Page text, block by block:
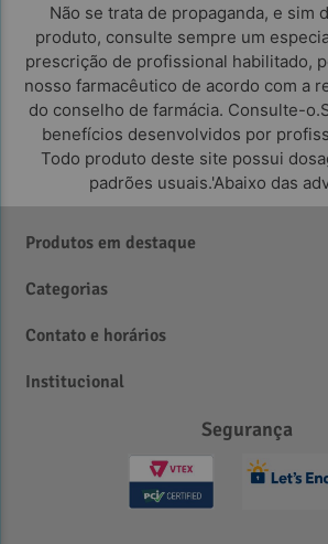
Não se trata de propaganda, e sim
produto, consulte sempre um
prescrição de profissional habilitado,
nosso farmacêutico de acordo com a
do conselho de farmácia. Consulte-
benefícios desenvolvidos por
Todo produto deste site possui
padrões usuais.'Abaixo das
Produtos em destaque
Categorias
Contato e horários
Institucional
Segurança